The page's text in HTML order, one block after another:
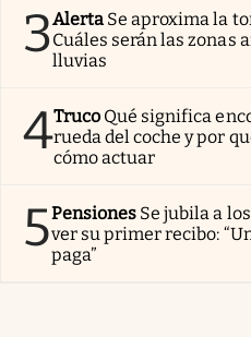
3Alerta Se aproxima la
Cuáles serán las zonas
lluvias
4Truco Qué significa
rueda del coche y por
cómo actuar
5Pensiones Se jubila a
ver su primer recibo:
paga”